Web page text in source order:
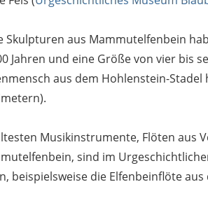
Skulpturen aus Mammutelfenbein
Jahren und eine Größe von vier bis
aus dem Hohlenstein-Stadel
Musikinstrumente, Flöten aus
sind im
beispielsweise die Elfenbeinflöte